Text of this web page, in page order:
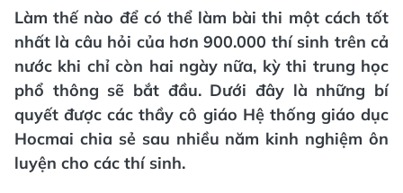
Làm thế nào để có thể làm bài thi một cách tốt
nhất là câu hỏi của hơn 900.000 thí sinh trên cả
nước khi chỉ còn hai ngày nữa, kỳ thi trung học
phổ thông sẽ bắt đầu. Dưới đây là những bí
quyết được các thầy cô giáo Hệ thống giáo dục
Hocmai chia sẻ sau nhiều năm kinh nghiệm ôn
luyện cho các thí sinh.